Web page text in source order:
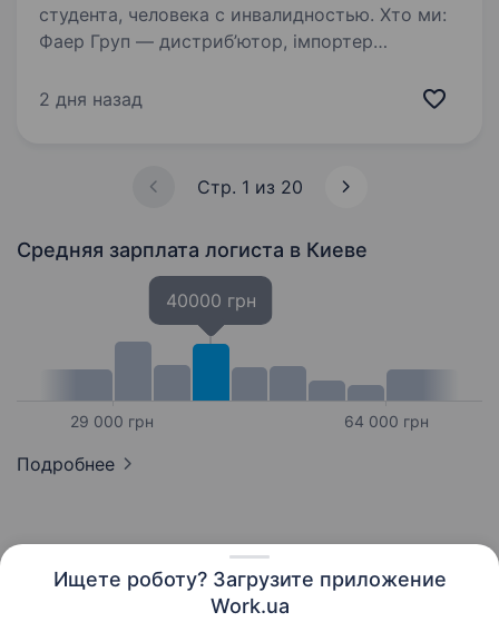
Ищете роботу? Загрузите приложение
Work.ua
студента, человека с инвалидностью. Хто ми:
Фаер Груп — дистриб’ютор, імпортер
сільськогосподарських тварин в Україні Кого
2 дня назад
Стр. 1 из 20
Средняя зарплата логиста в Киеве
29 000 грн
40000 грн
64 000 грн
Подробнее